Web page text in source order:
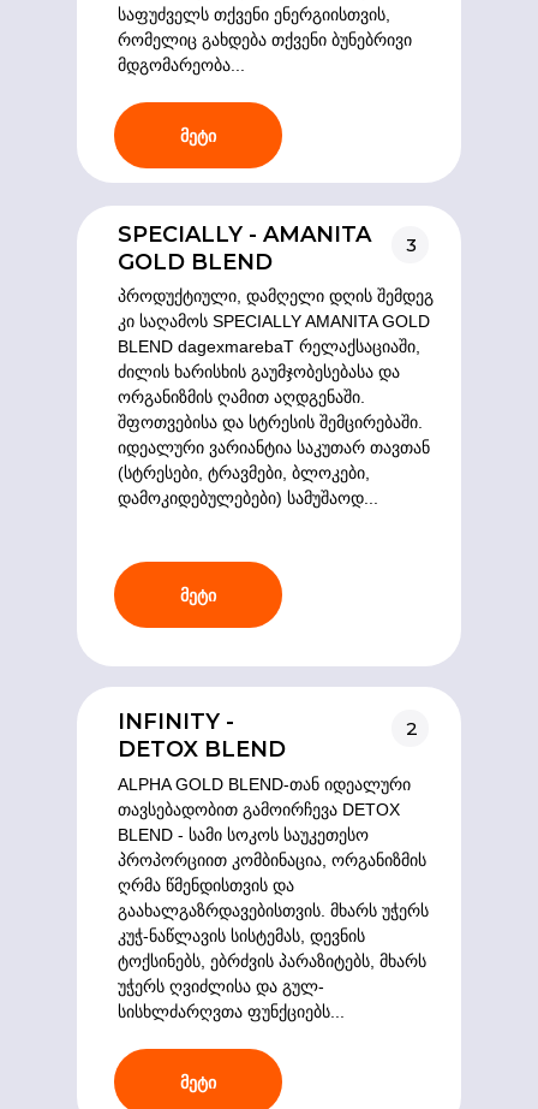
საფუძველს თქვენი ენერგიისთვის,
რომელიც გახდება თქვენი ბუნებრივი
მდგომარეობა...
მეტი
პროდუქტიული, დამღელი დღის შემდეგ
კი საღამოს SPECIALLY AMANITA GOLD
BLEND dagexmarebaT რელაქსაციაში,
ძილის ხარისხის გაუმჯობესებასა და
ორგანიზმის ღამით აღდგენაში.
შფოთვებისა და სტრესის შემცირებაში.
იდეალური ვარიანტია საკუთარ თავთან
(სტრესები, ტრავმები, ბლოკები,
დამოკიდებულებები) სამუშაოდ...
SPECIALLY - AMANITA
GOLD BLEND
მეტი
3
ALPHA GOLD BLEND-თან იდეალური
თავსებადობით გამოირჩევა DETOX
BLEND - სამი სოკოს საუკეთესო
პროპორციით კომბინაცია, ორგანიზმის
ღრმა წმენდისთვის და
გაახალგაზრდავებისთვის. მხარს უჭერს
კუჭ-ნაწლავის სისტემას, დევნის
ტოქსინებს, ებრძვის პარაზიტებს, მხარს
უჭერს ღვიძლისა და გულ-
სისხლძარღვთა ფუნქციებს...
INFINITY -
DETOX BLEND
მეტი
2